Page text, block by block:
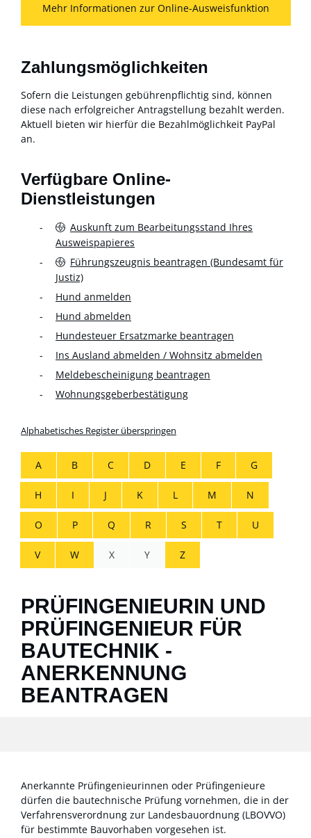
Mehr Informationen zur Online-Ausweisfunktion
Zahlungsmöglichkeiten
Sofern die Leistungen gebührenpflichtig sind, können
diese nach erfolgreicher Antragstellung bezahlt werden.
Aktuell bieten wir hierfür die Bezahlmöglichkeit PayPal
an.
Verfügbare Online-
Dienstleistungen
Auskunft zum Bearbeitungsstand Ihres
Ausweispapieres
Führungszeugnis beantragen (Bundesamt für
Justiz)
Hund anmelden
Hund abmelden
Hundesteuer Ersatzmarke beantragen
Ins Ausland abmelden / Wohnsitz abmelden
Meldebescheinigung beantragen
Wohnungsgeberbestätigung
Alphabetisches Register überspringen
A B C D E F G
H I J K L M N
O P Q R S T U
V W X Y Z
PRÜFINGENIEURIN UND
PRÜFINGENIEUR FÜR
BAUTECHNIK -
ANERKENNUNG
BEANTRAGEN
Anerkannte Prüfingenieurinnen oder Prüfingenieure
dürfen die bautechnische Prüfung vornehmen, die in der
Verfahrensverordnung zur Landesbauordnung (LBOVVO)
für bestimmte Bauvorhaben vorgesehen ist.